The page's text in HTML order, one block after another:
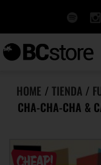
HOME / TIENDA /
CHA-CHA-CHA &